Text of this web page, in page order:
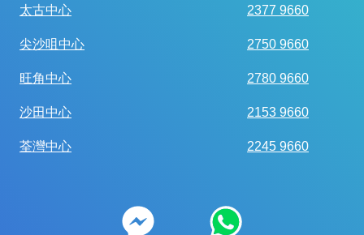
太古中心 2377 9660
尖沙咀中心 2750 9660
旺角中心 2780 9660
沙田中心 2153 9660
荃灣中心 2245 9660